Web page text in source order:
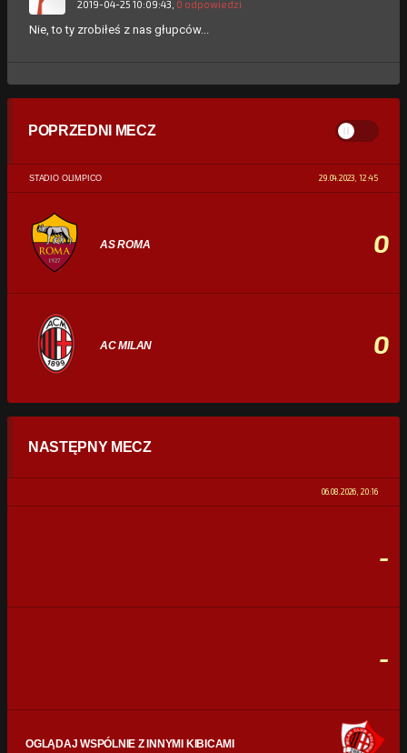
2019-04-25 10:09:43, 0 odpowiedzi
Nie, to ty zrobiłeś z nas głupców...
POPRZEDNI MECZ
STADIO OLIMPICO 29.04.2023, 12:45
AS ROMA 0
AC MILAN 0
STATYSTYKI
0% 100%
NASTĘPNY MECZ
06.08.2026, 20:16
-
-
OGLĄDAJ WSPÓLNIE Z INNYMI KIBICAMI